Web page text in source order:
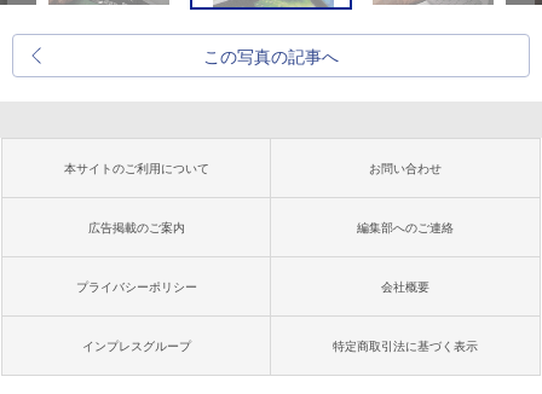
この写真の記事へ
本サイトのご利用について お問い合わせ
広告掲載のご案内 編集部へのご連絡
プライバシーポリシー 会社概要
インプレスグループ 特定商取引法に基づく表示